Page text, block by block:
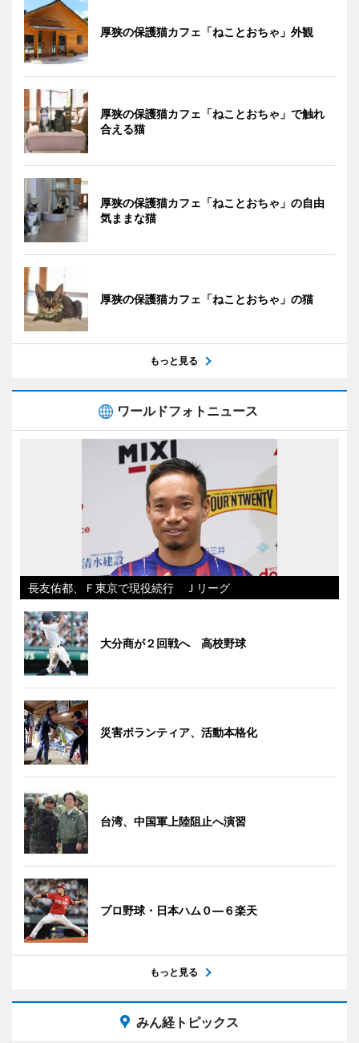
厚狭の保護猫カフェ「ねことおちゃ」外観
厚狭の保護猫カフェ「ねことおちゃ」で触れ
合える猫
厚狭の保護猫カフェ「ねことおちゃ」の自由
気ままな猫
厚狭の保護猫カフェ「ねことおちゃ」の猫
もっと見る
ワールドフォトニュース
長友佑都、Ｆ東京で現役続行 Ｊリーグ
大分商が２回戦へ 高校野球
災害ボランティア、活動本格化
台湾、中国軍上陸阻止へ演習
プロ野球・日本ハム０―６楽天
もっと見る
みん経トピックス